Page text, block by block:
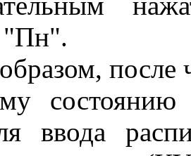
"Пн".
после
ввода